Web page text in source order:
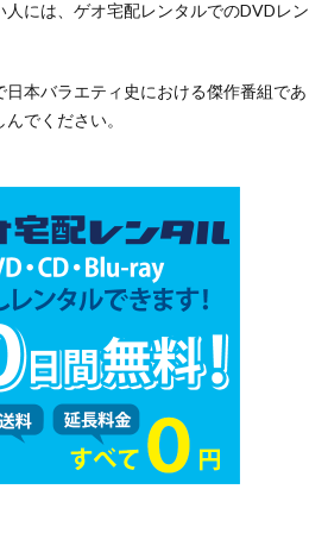
には、ゲオ宅配レンタルでのDVDレン
本バラエティ史における傑作番組であ
でください。